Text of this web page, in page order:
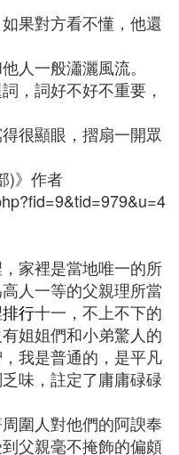
果對方看不懂，他還
人一般瀟灑風流。
，詞好不好不重要，
很顯眼，摺扇一開眾
)》作者
家裡是當地唯一的所
人一等的父親理所當
排行十一，不上不下的
姐姐們和小弟驚人的
我是普通的，是平凡
味，註定了庸庸碌碌
圍人對他們的阿諛奉
父親毫不掩飾的偏頗